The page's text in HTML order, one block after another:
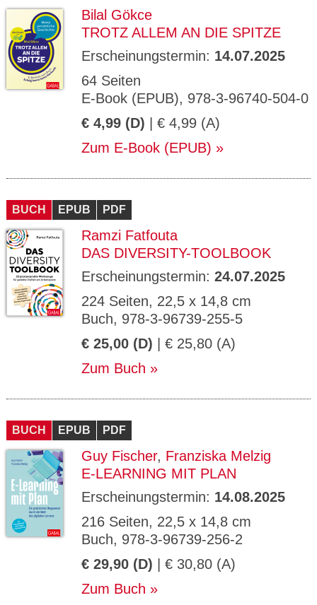
Bilal Gökce
TROTZ ALLEM AN DIE SPITZE
Erscheinungstermin: 14.07.2025
64 Seiten
E-Book (EPUB), 978-3-96740-504-0
€ 4,99 (D) | € 4,99 (A)
Zum E-Book (EPUB)
BUCH EPUB PDF
Ramzi Fatfouta
DAS DIVERSITY-TOOLBOOK
Erscheinungstermin: 24.07.2025
224 Seiten, 22,5 x 14,8 cm
Buch, 978-3-96739-255-5
€ 25,00 (D) | € 25,80 (A)
Zum Buch
BUCH EPUB PDF
Guy Fischer, Franziska Melzig
E-LEARNING MIT PLAN
Erscheinungstermin: 14.08.2025
216 Seiten, 22,5 x 14,8 cm
Buch, 978-3-96739-256-2
€ 29,90 (D) | € 30,80 (A)
Zum Buch